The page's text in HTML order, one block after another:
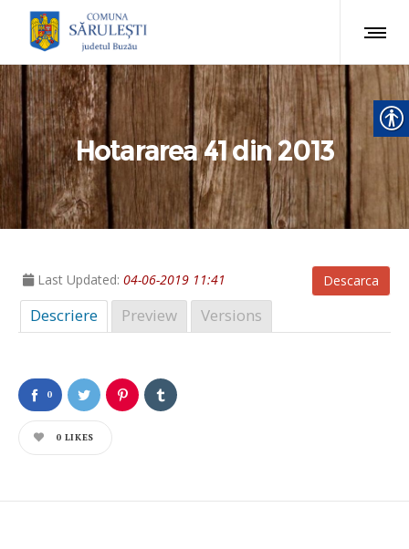
Hotararea 41 din 2013
Descarca
Last Updated: 04-06-2019 11:41
Descriere Preview Versions
0
0 LIKES